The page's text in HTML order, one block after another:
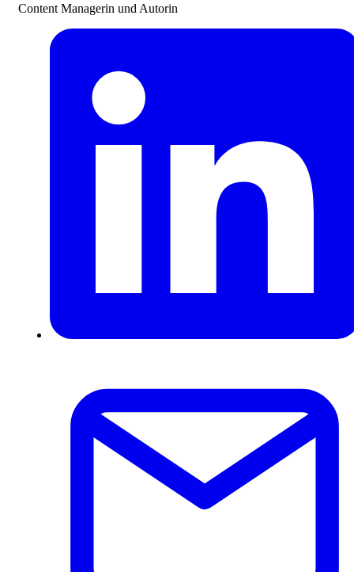
Content Managerin und Autorin